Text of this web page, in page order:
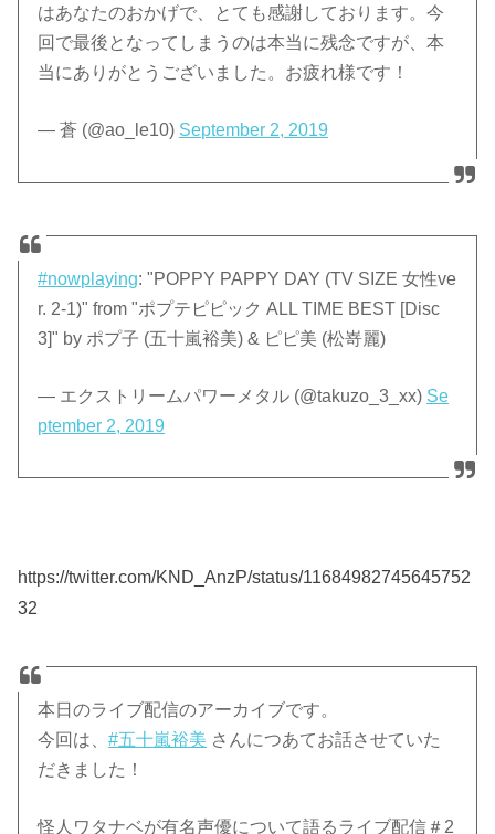
はあなたのおかげで、とても感謝しております。今
回で最後となってしまうのは本当に残念ですが、本
当にありがとうございました。お疲れ様です！
— 蒼 (@ao_le10) September 2, 2019
#nowplaying: "POPPY PAPPY DAY (TV SIZE 女性ve
r. 2-1)" from "ポプテピピック ALL TIME BEST [Disc
3]" by ポプ子 (五十嵐裕美) & ピピ美 (松嵜麗)
— エクストリームパワーメタル (@takuzo_3_xx) Se
ptember 2, 2019
https://twitter.com/KND_AnzP/status/11684982745645752
32
本日のライブ配信のアーカイブです。
今回は、#五十嵐裕美 さんにつあてお話させていた
だきました！
怪人ワタナベが有名声優について語るライブ配信＃2